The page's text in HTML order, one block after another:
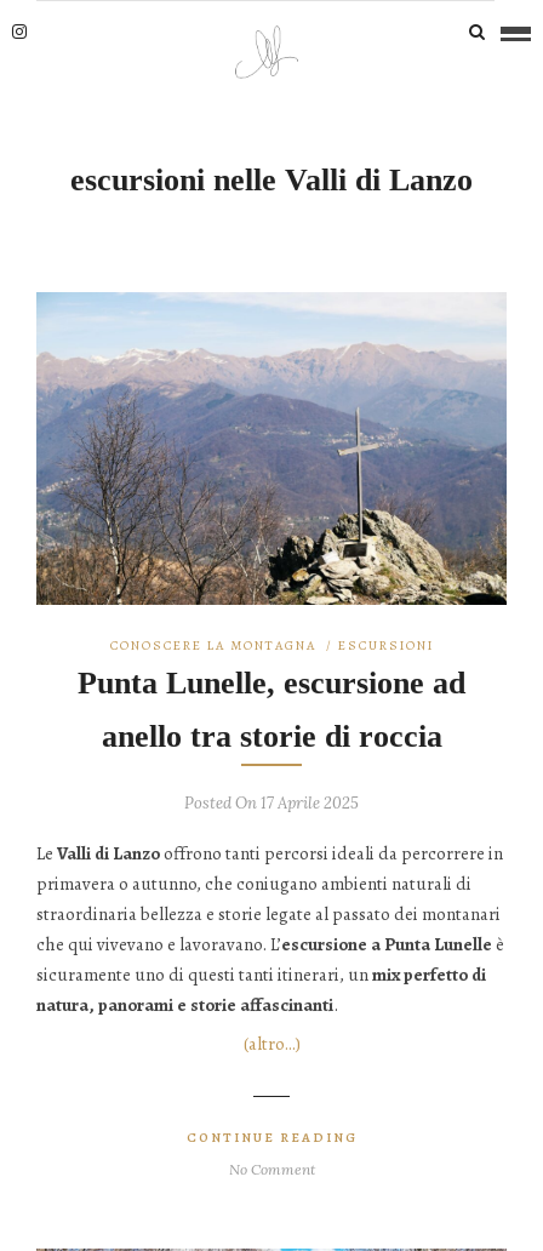
escursioni nelle Valli di Lanzo
CONOSCERE LA MONTAGNA / ESCURSIONI
Punta Lunelle, escursione ad
anello tra storie di roccia
Posted On 17 Aprile 2025
Le Valli di Lanzooffrono tanti percorsi ideali da percorrere in
primavera o autunno, che coniugano ambienti naturali di
straordinaria bellezza e storie legate al passato dei montanari
che qui vivevano e lavoravano. L’escursione a Punta Lunelle è
sicuramente uno di questi tanti itinerari, unmix perfetto di
natura, panorami e storie affascinanti.
(altro…)
CONTINUE READING
No Comment